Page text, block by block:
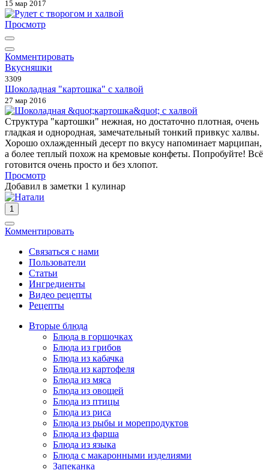
15 мар 2017
Просмотр
Комментировать
Вкусняшки
3309
Шоколадная "картошка" с халвой
27 мар 2016
Структура "картошки" нежная, но достаточно плотная, очень
гладкая и однородная, замечательный тонкий привкус халвы.
Хорошо охлажденный десерт по вкусу напоминает марципан,
а более теплый похож на кремовые конфеты. Попробуйте! Всё
готовится очень просто и без хлопот.
Просмотр
Добавил в заметки 1 кулинар
1
Комментировать
Связаться с нами
Пользователи
Статьи
Ингредиенты
Видео рецепты
Рецепты
Вторые блюда
Блюда в горшочках
Блюда из грибов
Блюда из кабачка
Блюда из картофеля
Блюда из мяса
Блюда из овощей
Блюда из птицы
Блюда из риса
Блюда из рыбы и морепродуктов
Блюда из фарша
Блюда из языка
Блюда с макаронными изделиями
Запеканка